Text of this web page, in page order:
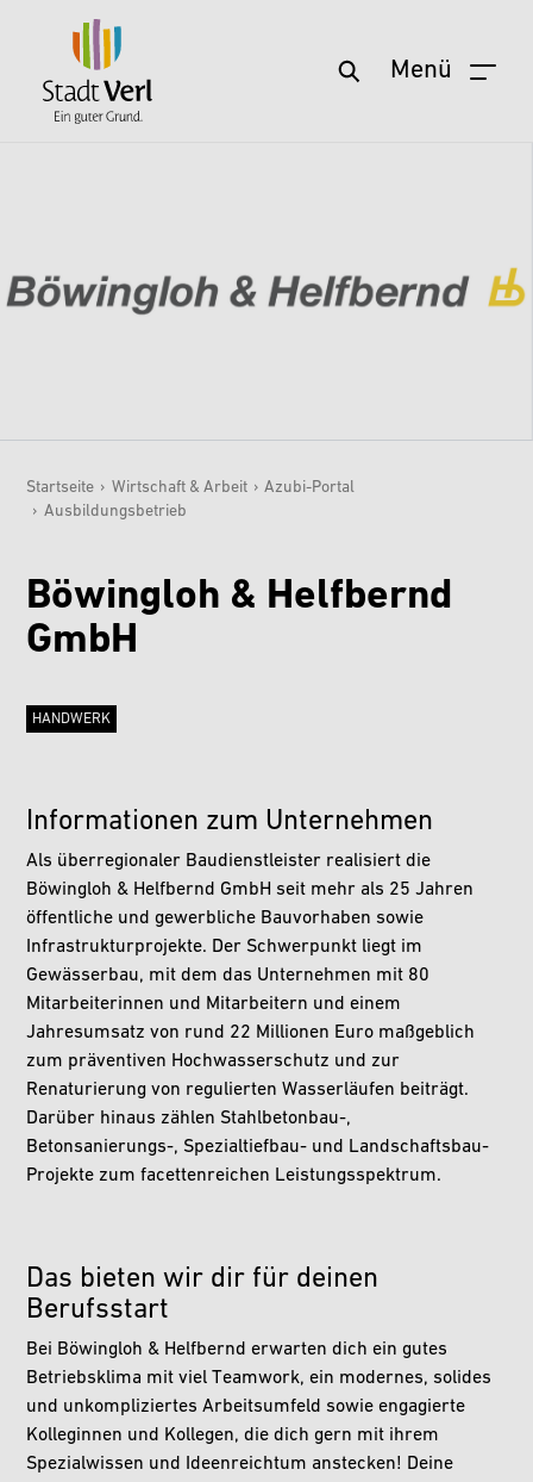
Zum Hauptinhalt springen Menü
Böwingloh & Helfbernd
GmbH
HANDWERK
Informationen zum Unternehmen
Als überregionaler Baudienstleister realisiert die
Böwingloh & Helfbernd GmbH seit mehr als 25 Jahren
öffentliche und gewerbliche Bauvorhaben sowie
Infrastrukturprojekte. Der Schwerpunkt liegt im
Gewässerbau, mit dem das Unternehmen mit 80
Mitarbeiterinnen und Mitarbeitern und einem
Jahresumsatz von rund 22 Millionen Euro maßgeblich
zum präventiven Hochwasserschutz und zur
Renaturierung von regulierten Wasserläufen beiträgt.
Darüber hinaus zählen Stahlbetonbau-,
Betonsanierungs-, Spezialtiefbau- und Landschaftsbau-
Projekte zum facettenreichen Leistungsspektrum.
Das bieten wir dir für deinen
Berufsstart
Bei Böwingloh & Helfbernd erwarten dich ein gutes
Betriebsklima mit viel Teamwork, ein modernes, solides
und unkompliziertes Arbeitsumfeld sowie engagierte
Kolleginnen und Kollegen, die dich gern mit ihrem
Spezialwissen und Ideenreichtum anstecken! Deine
Sie sind hier:
Startseite › Wirtschaft & Arbeit › Azubi-Portal
› Ausbildungsbetrieb